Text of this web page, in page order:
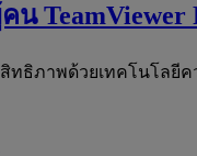
คน TeamViewer
ทธิภาพด้วยเทคโนโลยีค